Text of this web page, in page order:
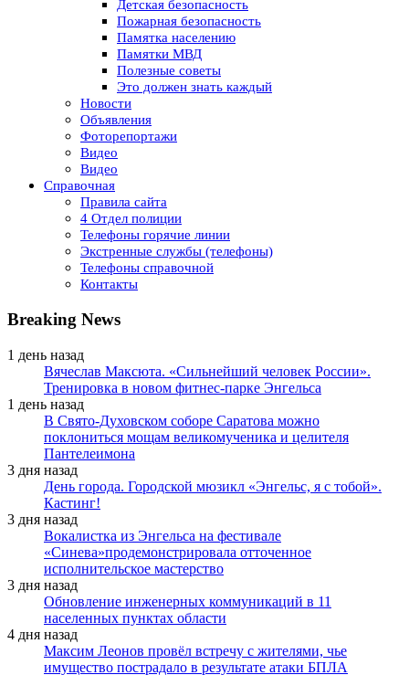
Детская безопасность
Пожарная безопасность
Памятка населению
Памятки МВД
Полезные советы
Это должен знать каждый
Новости
Объявления
Фоторепортажи
Видео
Видео
Справочная
Правила сайта
4 Отдел полиции
Телефоны горячие линии
Экстренные службы (телефоны)
Телефоны справочной
Контакты
Breaking News
1 день назад
Вячеслав Максюта. «Сильнейший человек России».
Тренировка в новом фитнес-парке Энгельса
1 день назад
В Свято-Духовском соборе Саратова можно
поклониться мощам великомученика и целителя
Пантелеимона
3 дня назад
День города. Городской мюзикл «Энгельс, я с тобой».
Кастинг!
3 дня назад
Вокалистка из Энгельса на фестивале
«Синева»продемонстрировала отточенное
исполнительское мастерство
3 дня назад
Обновление инженерных коммуникаций в 11
населенных пунктах области
4 дня назад
Максим Леонов провёл встречу с жителями, чье
имущество пострадало в результате атаки БПЛА